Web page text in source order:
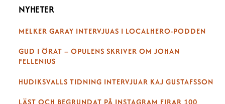
NYHETER
MELKER GARAY INTERVJUAS I LOCALHERO-PODDEN
GUD I ÖRAT – OPULENS SKRIVER OM JOHAN
FELLENIUS
HUDIKSVALLS TIDNING INTERVJUAR KAJ GUSTAFSSON
LÄST OCH BEGRUNDAT PÅ INSTAGRAM FIRAR 100